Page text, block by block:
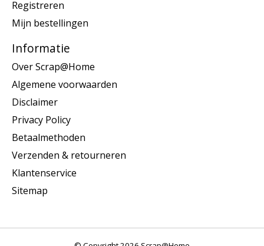
Registreren
Mijn bestellingen
Informatie
Over Scrap@Home
Algemene voorwaarden
Disclaimer
Privacy Policy
Betaalmethoden
Verzenden & retourneren
Klantenservice
Sitemap